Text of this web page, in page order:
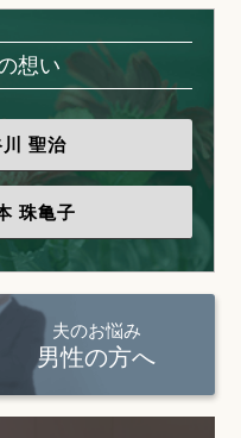
想い
聖治
珠亀子
夫のお悩み
男性の方へ